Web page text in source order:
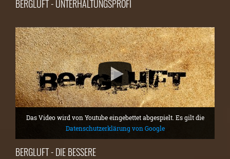
BERGLUFT - UNTERHALTUNGSPROFI
Das Video wird von Youtube eingebettet abgespielt. Es gilt die
Datenschutzerklärung von Google
BERGLUFT - DIE BESSERE